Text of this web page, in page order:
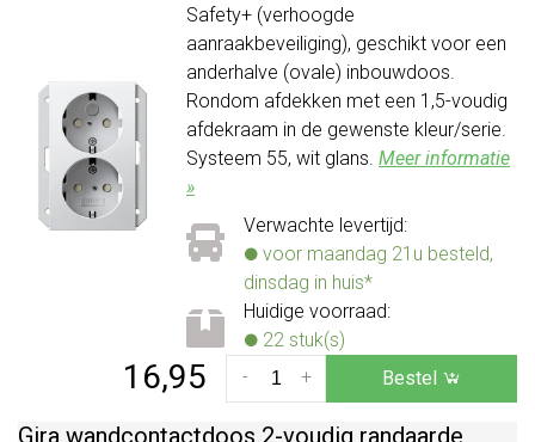
Safety+ (verhoogde
aanraakbeveiliging), geschikt voor een
anderhalve (ovale) inbouwdoos.
Rondom afdekken met een 1,5-voudig
afdekraam in de gewenste kleur/serie.
Systeem 55, wit glans. Meer informatie
»
Verwachte levertijd:
voor maandag 21u besteld,
dinsdag in huis*
Huidige voorraad:
22 stuk(s)
16,95 +
- Bestel
Gira wandcontactdoos 2-voudig randaarde